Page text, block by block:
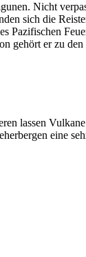
Nicht
sich die
gehört er zu
lassen
eine